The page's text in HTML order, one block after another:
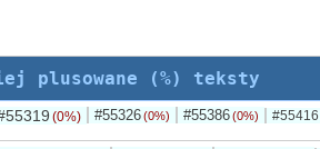
plusowane (%) teksty
(0%) #55326 (0%) #55386 (0%) #55416